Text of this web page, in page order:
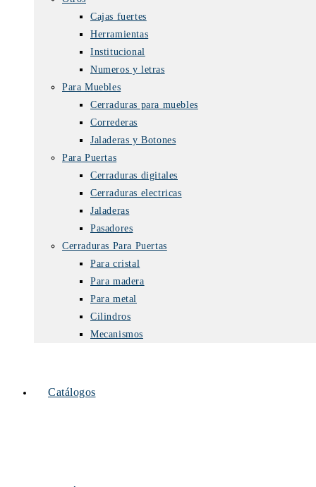
Cajas fuertes
Herramientas
Institucional
Numeros y letras
Para Muebles
Cerraduras para muebles
Correderas
Jaladeras y Botones
Para Puertas
Cerraduras digitales
Cerraduras electricas
Jaladeras
Pasadores
Cerraduras Para Puertas
Para cristal
Para madera
Para metal
Cilindros
Mecanismos
Catálogos